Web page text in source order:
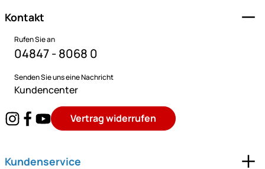
Kontakt
Rufen Sie an
04847 - 8068 0
Senden Sie uns eine Nachricht
Kundencenter
Vertrag widerrufen
Kundenservice